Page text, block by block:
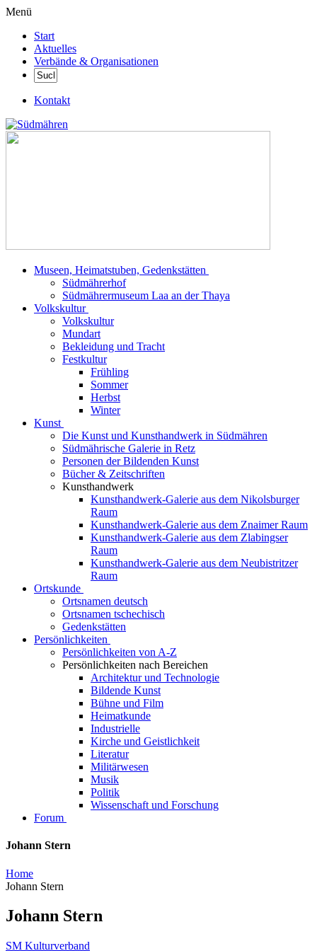
Menü
Start
Aktuelles
Verbände & Organisationen
Kontakt
Museen, Heimatstuben, Gedenkstätten
Südmährerhof
Südmährermuseum Laa an der Thaya
Volkskultur
Volkskultur
Mundart
Bekleidung und Tracht
Festkultur
Frühling
Sommer
Herbst
Winter
Kunst
Die Kunst und Kunsthandwerk in Südmähren
Südmährische Galerie in Retz
Personen der Bildenden Kunst
Bücher & Zeitschriften
Kunsthandwerk
Kunsthandwerk-Galerie aus dem Nikolsburger
Raum
Kunsthandwerk-Galerie aus dem Znaimer Raum
Kunsthandwerk-Galerie aus dem Zlabingser
Raum
Kunsthandwerk-Galerie aus dem Neubistritzer
Raum
Ortskunde
Ortsnamen deutsch
Ortsnamen tschechisch
Gedenkstätten
Persönlichkeiten
Persönlichkeiten von A-Z
Persönlichkeiten nach Bereichen
Architektur und Technologie
Bildende Kunst
Bühne und Film
Heimatkunde
Industrielle
Kirche und Geistlichkeit
Literatur
Militärwesen
Musik
Politik
Wissenschaft und Forschung
Forum
Johann Stern
Home
Johann Stern
Johann Stern
SM Kulturverband